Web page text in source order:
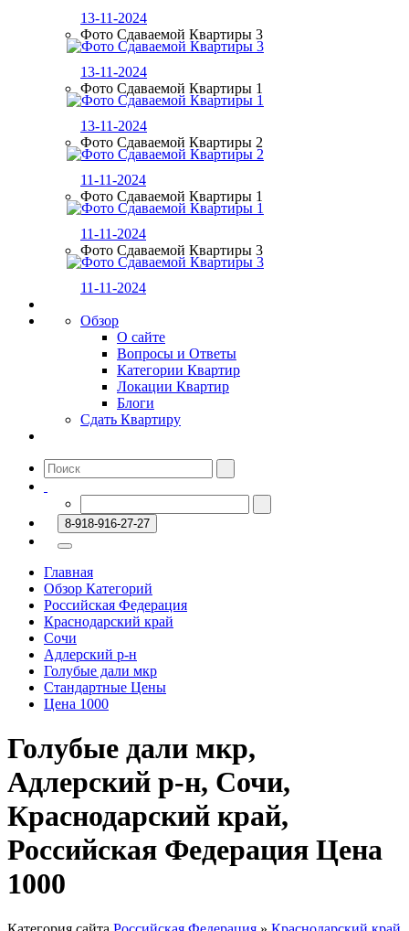
13-11-2024
Фото Сдаваемой Квартиры 3
13-11-2024
Фото Сдаваемой Квартиры 1
13-11-2024
Фото Сдаваемой Квартиры 2
11-11-2024
Фото Сдаваемой Квартиры 1
11-11-2024
Фото Сдаваемой Квартиры 3
11-11-2024
Обзор
О сайте
Вопросы и Ответы
Категории Квартир
Локации Квартир
Блоги
Сдать Квартиру
8-918-916-27-27
Главная
Обзор Категорий
Российская Федерация
Краснодарский край
Сочи
Адлерский р-н
Голубые дали мкр
Стандартные Цены
Цена 1000
Голубые дали мкр,
Адлерский р-н, Сочи,
Краснодарский край,
Российская Федерация Цена
1000